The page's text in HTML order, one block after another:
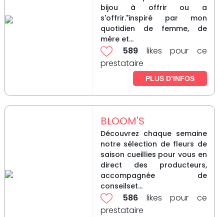
bijou à offrir ou a
s'offrir."inspiré par mon
quotidien de femme, de
mère et...
589 likes pour ce
prestataire
PLUS D’INFOS
BLOOM'S
Découvrez chaque semaine
notre sélection de fleurs de
saison cueillies pour vous en
direct des producteurs,
accompagnée de
conseilset...
586 likes pour ce
prestataire